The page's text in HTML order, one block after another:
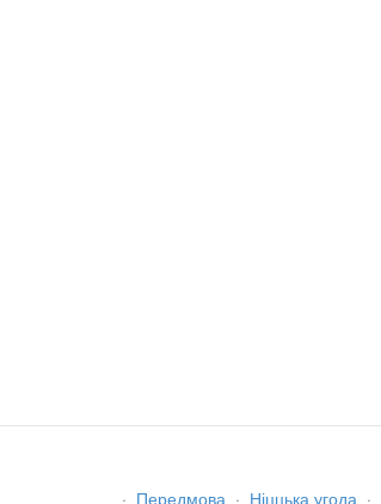
· Передмова · Ніццька угода ·